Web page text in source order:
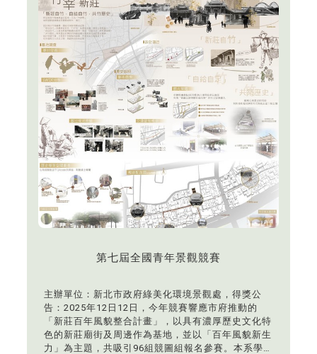
第七屆全國青年景觀競賽
主辦單位：新北市政府綠美化環境景觀處，得獎公
告：2025年12日12日，今年競賽響應市府推動的
「新莊百年風貌整合計畫」，以具有濃厚歷史文化特
色的新莊廟街及周邊作為基地，並以「百年風貌新生
力」為主題，共吸引96組競圖組報名參賽。本系學生